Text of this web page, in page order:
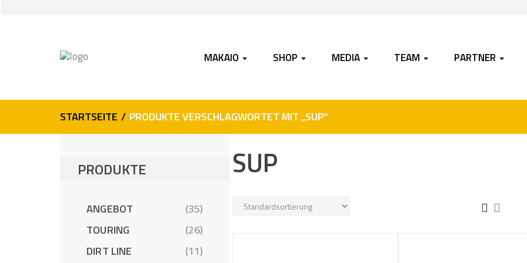
MAKAIO SHOP MEDIA TEAM PARTNER
STARTSEITE / PRODUKTE VERSCHLAGWORTET MIT „SUP“
SUP
PRODUKTE
ANGEBOT
(35)
TOURING
(26)
DIRT LINE
(11)